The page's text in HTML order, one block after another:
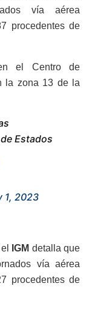
vía aérea
procedentes de
el Centro de
la zona 13 de la
Estados
1, 2023
IGM detalla que
vía aérea
procedentes de